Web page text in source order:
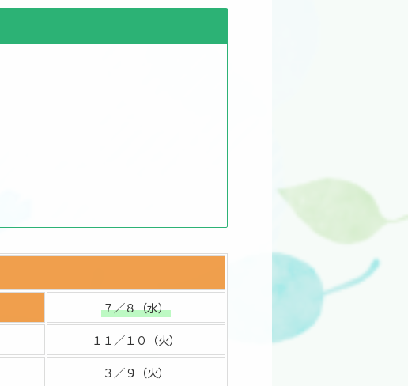
７／８（水）
１１／１０（火）
３／９（火）